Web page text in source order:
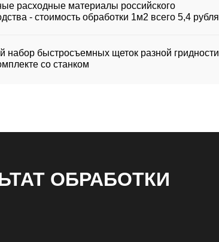
расходные материалы российского
- стоимость обработки 1м2 всего 5,4 рубля
набор быстросъемных щеток разной гридности
со станком
ОБРАБОТКИ